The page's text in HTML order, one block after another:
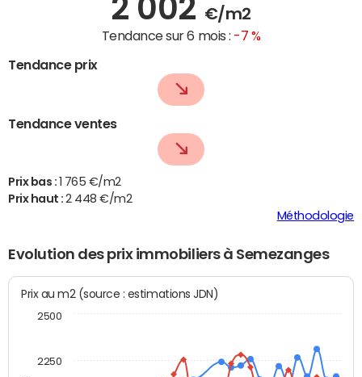
2 002 €/m2
Tendance sur 6 mois : -7 %
Tendance prix
Tendance ventes
Prix bas :
1 765 €/m2
Prix haut :2 448 €/m2
Méthodologie
Evolution des prix immobiliers à Semezanges
Prix au m2 (source : estimations JDN)
2250
2500